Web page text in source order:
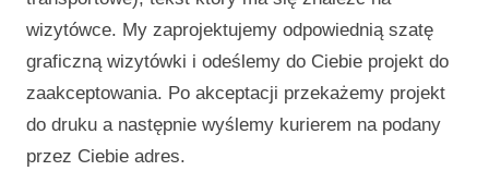
wizytówce. My zaprojektujemy odpowiednią szatę
graficzną wizytówki i odeślemy do Ciebie projekt do
zaakceptowania. Po akceptacji przekażemy projekt
do druku a następnie wyślemy kurierem na podany
przez Ciebie adres.